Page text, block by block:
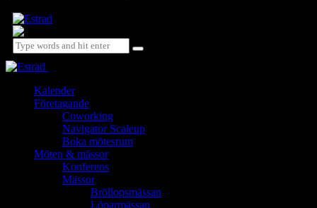
Kalender
Företagande
Coworking
Navigator Scaleup
Boka mötesrum
Möten & mässor
Konferens
Mässor
Bröllopsmässan
Löparmässan